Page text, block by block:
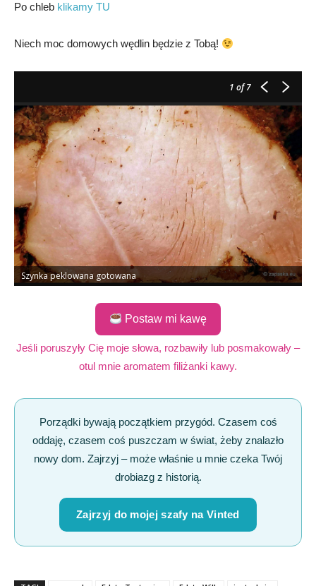
Po chleb klikamy TU
Niech moc domowych wędlin będzie z Tobą!
1 of 7
Szynka peklowana gotowana
Postaw mi kawę
Jeśli poruszyły Cię moje słowa, rozbawiły lub posmakowały –
otul mnie aromatem filiżanki kawy.
Porządki bywają początkiem przygód. Czasem coś
oddaję, czasem coś puszczam w świat, żeby znalazło
nowy dom. Zajrzyj – może właśnie u mnie czeka Twój
drobiazg z historią.
Zajrzyj do mojej szafy na Vinted